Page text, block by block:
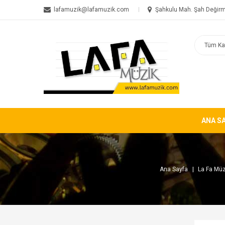
lafamuzik@lafamuzik.com Şahkulu Mah. Şah
ANA
Ana Sayfa La Fa